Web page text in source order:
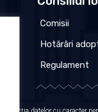
Comisii
Hotărâri
Regulament